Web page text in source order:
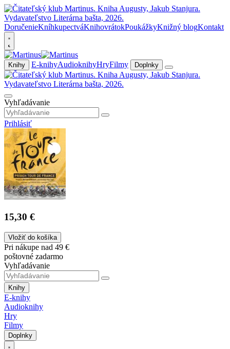
DoručenieKníhkupectváKnihovrátokPoukážkyKnižný blogKontakt
Knihy E-knihyAudioknihyHryFilmy Doplnky
Vyhľadávanie
Prihlásiť
15,30 €
Vložiť do košíka
Pri nákupe nad 49 €
poštovné zadarmo
Vyhľadávanie
Knihy
E-knihy
Audioknihy
Hry
Filmy
Doplnky